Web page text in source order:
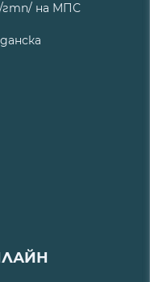
/гтп/ на МПС